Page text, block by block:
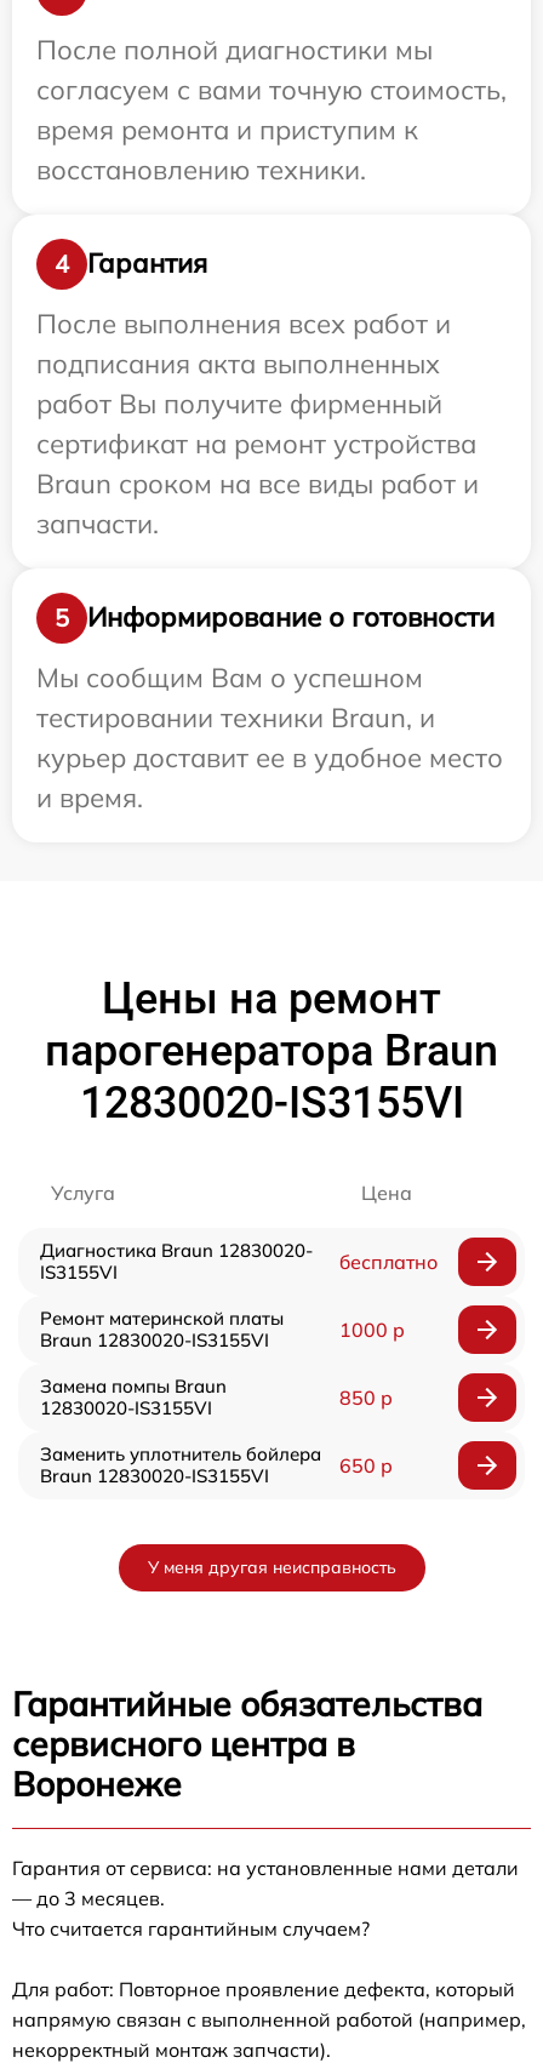
После полной диагностики мы
согласуем с вами точную стоимость,
время ремонта и приступим к
восстановлению техники.
4
Гарантия
После выполнения всех работ и
подписания акта выполненных
работ Вы получите фирменный
сертификат на ремонт устройства
Braun сроком на все виды работ и
запчасти.
5
Информирование о готовности
Мы сообщим Вам о успешном
тестировании техники Braun, и
курьер доставит ее в удобное место
и время.
Цены на ремонт
парогенератора Braun
12830020-IS3155VI
Услуга Цена
Диагностика Braun 12830020-
IS3155VI
бесплатно
Ремонт материнской платы
Braun 12830020-IS3155VI
1000 р
Замена помпы Braun
12830020-IS3155VI
850 р
Заменить уплотнитель бойлера
Braun 12830020-IS3155VI
650 р
У меня другая неисправность
Гарантийные обязательства
сервисного центра в
Воронеже
Гарантия от сервиса: на установленные нами детали
— до 3 месяцев.
Что считается гарантийным случаем?
Для работ: Повторное проявление дефекта, который
напрямую связан с выполненной работой (например,
некорректный монтаж запчасти).